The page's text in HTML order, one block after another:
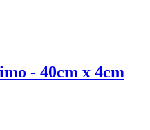
- 40cm x 4cm